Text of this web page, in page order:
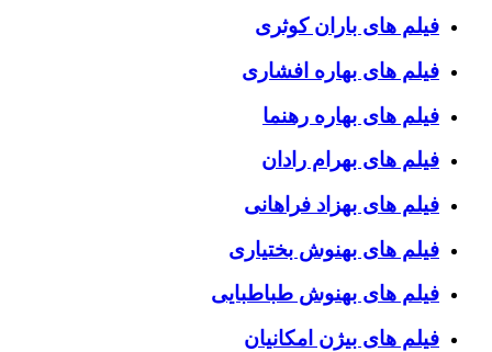
فیلم های باران کوثری
فیلم های بهاره افشاری
فیلم های بهاره رهنما
فیلم های بهرام رادان
فیلم های بهزاد فراهانی
فیلم های بهنوش بختیاری
فیلم های بهنوش طباطبایی
فیلم های بیژن امکانیان